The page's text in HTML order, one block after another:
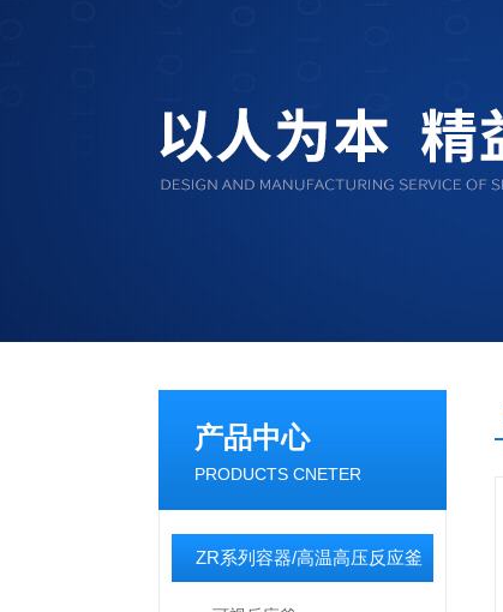
产品中心
PRODUCTS CNETER
ZR系列容器/高温高压反应釜